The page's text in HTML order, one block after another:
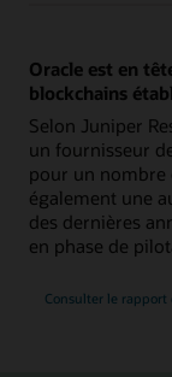
Oracle est en
blockchains
Selon Juniper
un fournisseur
pour un nombre
également une
des dernières
en phase de
Consulter le rapport